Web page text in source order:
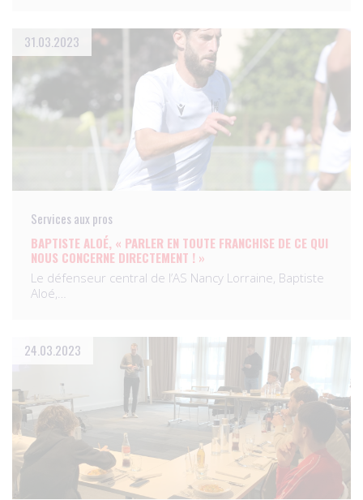
31.03.2023
Services aux pros
BAPTISTE ALOÉ, « PARLER EN TOUTE FRANCHISE DE CE QUI
NOUS CONCERNE DIRECTEMENT ! »
Le défenseur central de l’AS Nancy Lorraine, Baptiste
Aloé,…
24.03.2023